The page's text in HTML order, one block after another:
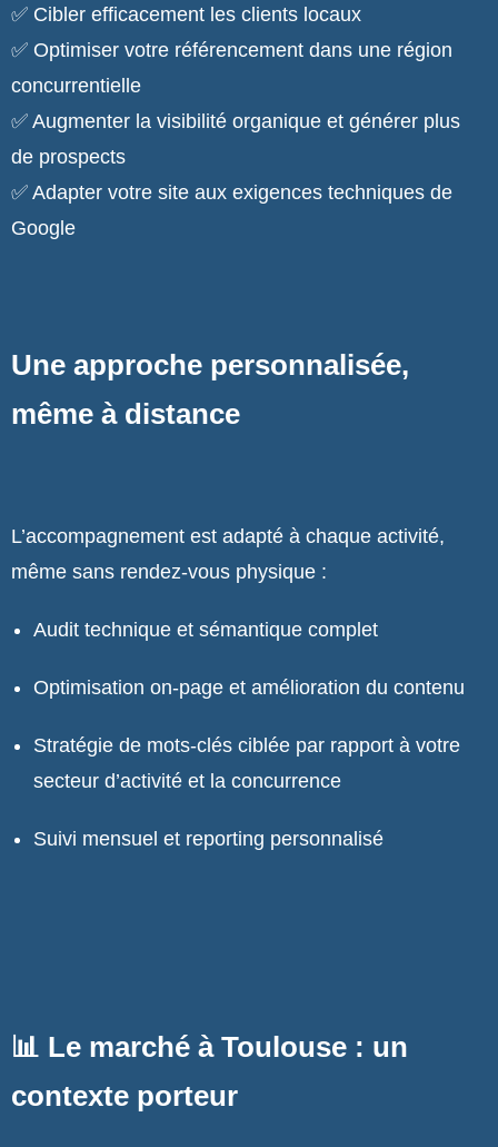
✅ Cibler efficacement les clients locaux
✅ Optimiser votre référencement dans une région
concurrentielle
✅ Augmenter la visibilité organique et générer plus
de prospects
✅ Adapter votre site aux exigences techniques de
Google
Une approche personnalisée,
même à distance
L’accompagnement est adapté à chaque activité,
même sans rendez-vous physique :
Audit technique et sémantique complet
Optimisation on-page et amélioration du contenu
Stratégie de mots-clés ciblée par rapport à votre
secteur d’activité et la concurrence
Suivi mensuel et reporting personnalisé
📊 Le marché à Toulouse : un
contexte porteur